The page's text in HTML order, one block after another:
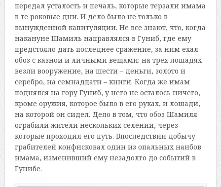
передал усталость и печаль, которые терзали имама
в те роковые дни. И дело было не только в
вынужденной капитуляции. Не все знают, что, когда
накануне Шамиль направлялся в Гуниб, где ему
предстояло дать последнее сражение, за ним ехал
обоз с казной и личными вещами: на трех лошадях
везли вооружение, на шести – деньги, золото и
серебро, на семнадцати – книги. Когда же имам
поднялся на гору Гуниб, у него не осталось ничего,
кроме оружия, которое было в его руках, и лошади,
на которой он сидел. Дело в том, что обоз Шамиля
ограбили жители нескольких селений, через
которые проходил его путь. Впоследствии добычу
грабителей конфисковал один из опальных наибов
имама, изменивший ему незадолго до событий в
Гунибе.